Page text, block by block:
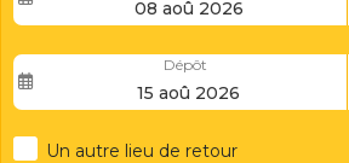
Dépôt
Un autre lieu de retour